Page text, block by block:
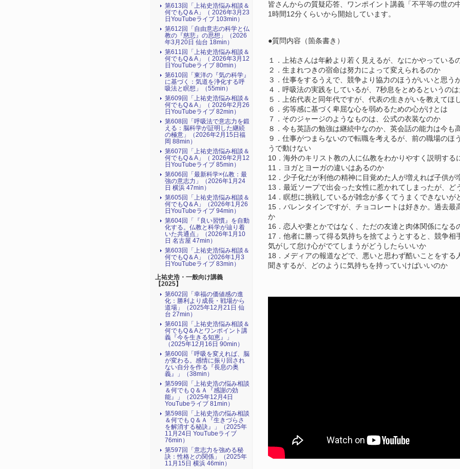
皆さんからの質疑応答、ワンポイント講義「不平等の世の
1時間12分くらいから開始しています。
●質問内容（箇条書き）
１．上祐さんは年齢より若く見えるが、なにかやっているの
２．生まれつきの宿命は努力によって変えられるのか
３．仕事をするうえで、競争より協力のほうがいいと思う
４．呼吸法の実践をしているが、7秒息をとめるというの
５．上佑代表と同年代ですが、代表の生きがいを教えてほ
６．劣等感に基づく卑屈な心を弱めるための心がけとは
７．そのジャージのようなものは、公式の衣装なのか
８．今も英語の勉強は継続中なのか、英会話の能力は今も
９．仕事がつまらないので転職を考えるが、前の職場のほ
うで動けない
10．海外のキリスト教の人に仏教をわかりやすく説明する
11．ヨガとヨーガの違いはあるのか
12．少子化だが利他の精神に目覚めた人が増えれば子供が
13．最近ソープで出会った女性に惹かれてしまったが、ど
14．瞑想に挑戦しているが雑念が多くてうまくできないが
15．バレンタインですが、チョコレートは好きか。過去最
か
16．恋人や妻とかではなく、ただの友達と肉体関係になる
17．他者に勝って得る気持ちを捨てようとすると、競争相
気がして怠け心がでてしまうがどうしたらいいか
18．メディアの報道などで、悪いと思わず酷いことをする
聞きするが、どのように気持ちを持っていけばいいのか
第613回「上祐史浩悩み相談＆
何でもQ＆A」（ 2026年3月23
日YouTubeライブ 103min）
第612回「自由意志の科学と仏
教の『慈悲』の思想」（2026
年3月20日 仙台 18min）
第611回「上祐史浩悩み相談＆
何でもQ＆A」（ 2026年3月12
日YouTubeライブ 80min）
第610回「東洋の『気の科学』
に基づく：気道を浄化する呼
吸法と瞑想」（55min）
第609回「上祐史浩悩み相談＆
何でもQ＆A」（ 2026年2月26
日YouTubeライブ 82min）
第608回「呼吸法で意志力を鍛
える：脳科学が証明した継続
の極意」（2026年2月15日福
岡 88min）
第607回「上祐史浩悩み相談＆
何でもQ＆A」（ 2026年2月12
日YouTubeライブ 85min）
第606回「最新科学×仏教：最
強の意志力」（2026年1月24
日 横浜 47min）
第605回「上祐史浩悩み相談＆
何でもQ＆A」（2026年1月26
日YouTubeライブ 94min）
第604回「『良い習慣』を自動
化する。仏教と科学が辿り着
いた共通点」（2026年1月10
日 名古屋 47min）
第603回「上祐史浩悩み相談＆
何でもQ＆A」（2026年1月3
日YouTubeライブ 83min）
上祐史浩・一般向け講義
【2025】
第602回「幸福の価値感の進
化：勝利より成長・戦場から
道場」（2025年12月21日 仙
台 27min）
第601回「上祐史浩悩み相談＆
何でもQ＆Aとワンポイント講
義『今を生きる知恵』」
（2025年12月16日 90min）
第600回「呼吸を変えれば、脳
が変わる。感情に振り回され
ない自分を作る『長息の奥
義』」（38min）
第599回「上祐史浩の悩み相談
＆何でもＱ＆Ａ『感謝の効
能』」（2025年12月4日
YouTubeライブ 81min）
第598回「上祐史浩の悩み相談
＆何でもＱ＆Ａ『生きづらさ
を解消する秘訣』​」（2025年
11月24日 YouTubeライブ
76min）
第597回「意志力を強める秘
訣：性格との関係」（2025年
11月15日 横浜 46min）